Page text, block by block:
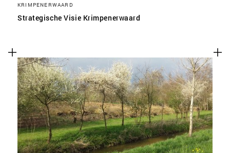
KRIMPENERWAARD
Strategische Visie Krimpenerwaard